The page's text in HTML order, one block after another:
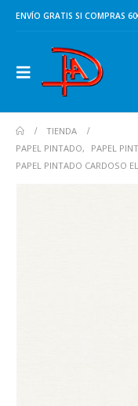
ENVÍO GRATIS SI COMPRAS
TIENDA
PAPEL PINTADO, PAPEL
PAPEL PINTADO CARDOSO